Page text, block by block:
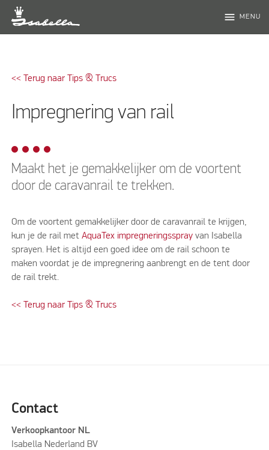
menu MENU
<< Terug naar Tips & Trucs
Impregnering van rail
Maakt het je gemakkelijker om de voortent
door de caravanrail te trekken.
Om de voortent gemakkelijker door de caravanrail te krijgen,
kun je de rail metAquaTex impregneringsspray van Isabella
sprayen. Het is altijd een goed idee om de rail schoon te
maken voordat je de impregnering aanbrengt en de tent door
de rail trekt.
<< Terug naar Tips & Trucs
Contact
Verkoopkantoor NL
Isabella Nederland BV